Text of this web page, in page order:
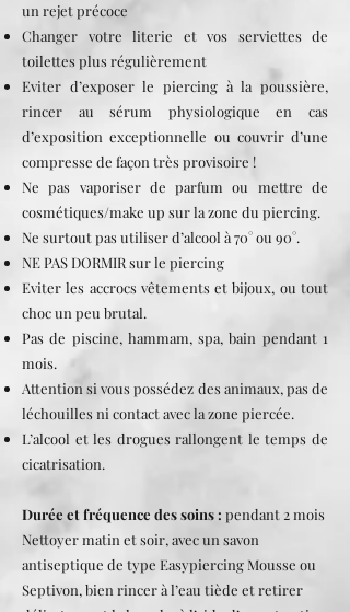
un rejet précoce
Changer votre literie et vos serviettes de
toilettes plus régulièrement
Eviter d’exposer le piercing à la poussière,
rincer au sérum physiologique en cas
d’exposition exceptionnelle ou couvrir d’une
compresse de façon très provisoire !
Ne pas vaporiser de parfum ou mettre de
cosmétiques/make up sur la zone du piercing.
Ne surtout pas utiliser d’alcool à 70° ou 90°.
NE PAS DORMIR sur le piercing
Eviter les accrocs vêtements et bijoux, ou tout
choc un peu brutal.
Pas de piscine, hammam, spa, bain pendant 1
mois.
Attention si vous possédez des animaux, pas de
léchouilles ni contact avec la zone piercée.
L’alcool et les drogues rallongent le temps de
cicatrisation.
Durée et fréquence des soins : pendant 2 mois
Nettoyer matin et soir, avec un savon
antiseptique de type Easypiercing Mousse ou
Septivon, bien rincer à l’eau tiède et retirer